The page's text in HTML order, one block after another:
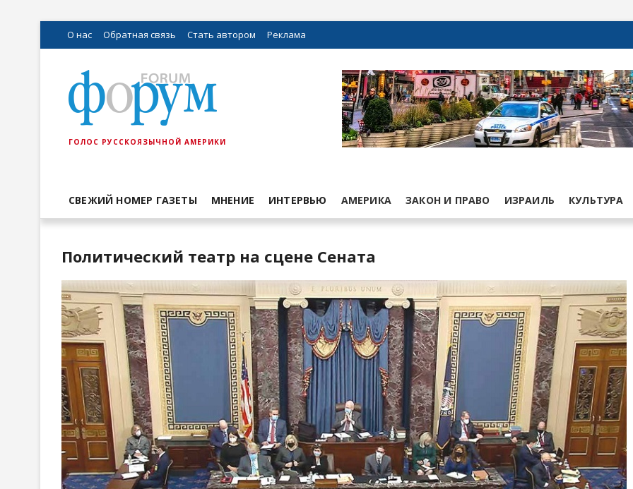
О нас Обратная связь Стать автором Реклама
ГОЛОС РУССКОЯЗЫЧНОЙ АМЕРИКИ
СВЕЖИЙ НОМЕР ГАЗЕТЫ МНЕНИЕ ИНТЕРВЬЮ АМЕРИКА ЗАКОН И ПРАВО ИЗРАИЛЬ КУЛЬТУРА
Политический театр на сцене Сената